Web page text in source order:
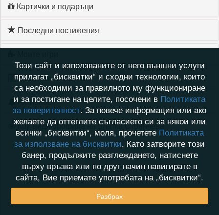
Картички и подаръци
Последни постижения
Хронология на игри
Активност
Кой видя профила на Златка Стоянчева
Този сайт и използваните от него външни услуги
прилагат „бисквитки“ и сходни технологии, които
са необходими за правилното му функциониране
и за постигане на целите, посочени в Политиката
за поверителност. За повече информация или ако
желаете да оттеглите съгласието си за някои или
всички „бисквитки“, моля, прочетете Политиката
за използване на бисквитки. Като затворите този
банер, продължите разглеждането, натиснете
върху връзка или по друг начин навигирате в
сайта, Вие приемате употребата на „бисквитки“.
Разбрах